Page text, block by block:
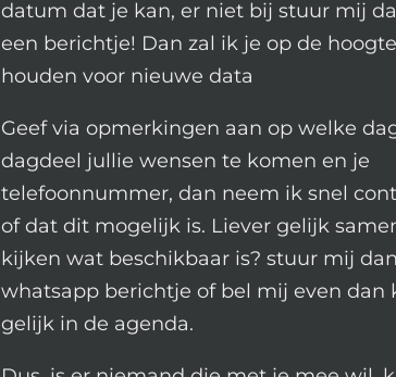
datum dat je kan, er niet bij stuur mij
een berichtje! Dan zal ik je op de hoogte
houden voor nieuwe data
Geef via opmerkingen aan op welke
dagdeel jullie wensen te komen en je
telefoonnummer, dan neem ik snel
of dat dit mogelijk is. Liever gelijk
kijken wat beschikbaar is? stuur mij
whatsapp berichtje of bel mij even dan
gelijk in de agenda.